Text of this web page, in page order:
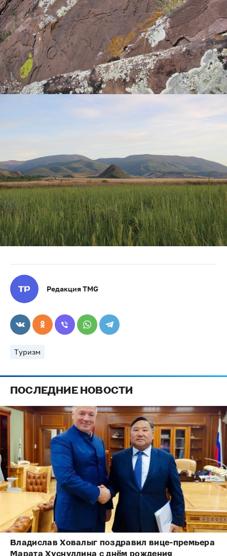
Редакция TMG
Туризм
ПОСЛЕДНИЕ НОВОСТИ
Владислав Ховалыг поздравил вице-премьера